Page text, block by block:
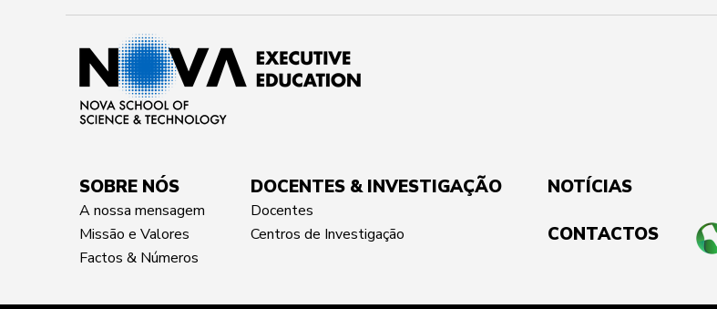
SOBRE NÓS
A nossa mensagem
Missão e Valores
Factos & Números
DOCENTES & INVESTIGAÇÃO
Docentes
Centros de Investigação
NOTÍCIAS
CONTACTOS